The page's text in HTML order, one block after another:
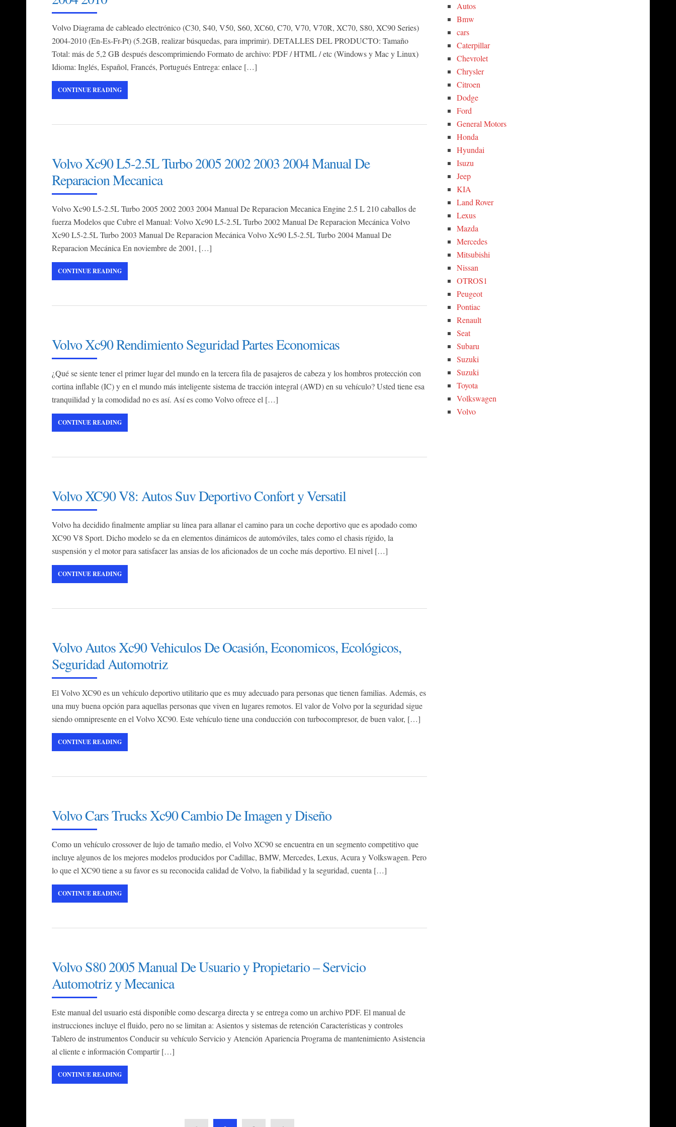
Volvo Diagrama de cableado electrónico (C30, S40, V50, S60, XC60, C70, V70, V70R, XC70, S80, XC90 Series)
2004-2010 (En-Es-Fr-Pt) (5.2GB, realizar búsquedas, para imprimir). DETALLES DEL PRODUCTO: Tamaño
Total: más de 5,2 GB después descomprimiendo Formato de archivo: PDF / HTML / etc (Windows y Mac y Linux)
Idioma: Inglés, Español, Francés, Portugués Entrega: enlace […]
CONTINUE READING
Volvo Xc90 L5-2.5L Turbo 2005 2002 2003 2004 Manual De
Reparacion Mecanica
Volvo Xc90 L5-2.5L Turbo 2005 2002 2003 2004 Manual De Reparacion Mecanica Engine 2.5 L 210 caballos de
fuerza Modelos que Cubre el Manual: Volvo Xc90 L5-2.5L Turbo 2002 Manual De Reparacion Mecánica Volvo
Xc90 L5-2.5L Turbo 2003 Manual De Reparacion Mecánica Volvo Xc90 L5-2.5L Turbo 2004 Manual De
Reparacion Mecánica En noviembre de 2001, […]
CONTINUE READING
Volvo Xc90 Rendimiento Seguridad Partes Economicas
¿Qué se siente tener el primer lugar del mundo en la tercera fila de pasajeros de cabeza y los hombros protección con
cortina inflable (IC) y en el mundo más inteligente sistema de tracción integral (AWD) en su vehículo? Usted tiene esa
tranquilidad y la comodidad no es así. Así es como Volvo ofrece el […]
CONTINUE READING
Volvo XC90 V8: Autos Suv Deportivo Confort y Versatil
Volvo ha decidido finalmente ampliar su línea para allanar el camino para un coche deportivo que es apodado como
XC90 V8 Sport. Dicho modelo se da en elementos dinámicos de automóviles, tales como el chasis rígido, la
suspensión y el motor para satisfacer las ansias de los aficionados de un coche más deportivo. El nivel […]
CONTINUE READING
Volvo Autos Xc90 Vehiculos De Ocasión, Economicos, Ecológicos,
Seguridad Automotriz
El Volvo XC90 es un vehículo deportivo utilitario que es muy adecuado para personas que tienen familias. Además, es
una muy buena opción para aquellas personas que viven en lugares remotos. El valor de Volvo por la seguridad sigue
siendo omnipresente en el Volvo XC90. Este vehículo tiene una conducción con turbocompresor, de buen valor, […]
CONTINUE READING
Volvo Cars Trucks Xc90 Cambio De Imagen y Diseño
Como un vehículo crossover de lujo de tamaño medio, el Volvo XC90 se encuentra en un segmento competitivo que
incluye algunos de los mejores modelos producidos por Cadillac, BMW, Mercedes, Lexus, Acura y Volkswagen. Pero
lo que el XC90 tiene a su favor es su reconocida calidad de Volvo, la fiabilidad y la seguridad, cuenta […]
CONTINUE READING
Volvo S80 2005 Manual De Usuario y Propietario – Servicio
Automotriz y Mecanica
Este manual del usuario está disponible como descarga directa y se entrega como un archivo PDF. El manual de
instrucciones incluye el fluido, pero no se limitan a: Asientos y sistemas de retención Características y controles
Tablero de instrumentos Conducir su vehículo Servicio y Atención Apariencia Programa de mantenimiento Asistencia
al cliente e información Compartir […]
CONTINUE READING
Autos
Bmw
cars
Caterpillar
Chevrolet
Chrysler
Citroen
Dodge
Ford
General Motors
Honda
Hyundai
Isuzu
Jeep
KIA
Land Rover
Lexus
Mazda
Mercedes
Mitsubishi
Nissan
OTROS1
Peugeot
Pontiac
Renault
Seat
Subaru
Suzuki
Suzuki
Toyota
Volkswagen
Volvo